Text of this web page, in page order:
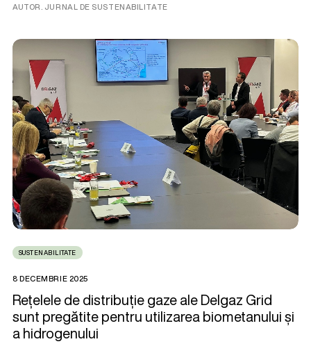
AUTOR. JURNAL DE SUSTENABILITATE
SUSTENABILITATE
8 DECEMBRIE 2025
Rețelele de distribuție gaze ale Delgaz Grid
sunt pregătite pentru utilizarea biometanului și
a hidrogenului